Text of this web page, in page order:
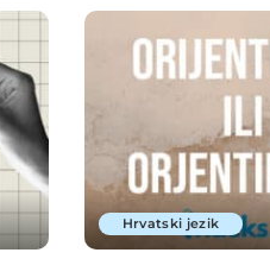
Hrvatski jezik